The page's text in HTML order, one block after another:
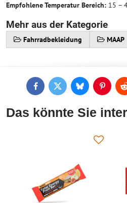
Empfohlene Temperatur Bereich: 15 –
Mehr aus der Kategorie
Fahrradbekleidung MAAP
FacebookTwitterBluesky
Das könnte Sie